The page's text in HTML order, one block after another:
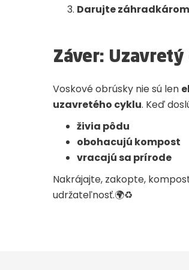
Darujte záhradkárom
Záver:
Voskové obrúsky nie sú len
uzavretého cyklu. Keď
živia pôdu
obohacujú kompost
vracajú sa prírode
Nakrájajte, zakopte,
udržateľnosť.🌍♻️